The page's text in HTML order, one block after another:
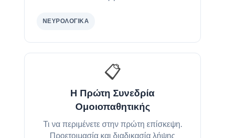
ΝΕΥΡΟΛΟΓΙΚΆ
📋
Η Πρώτη Συνεδρία
Ομοιοπαθητικής
Τι να περιμένετε στην πρώτη επίσκεψη.
Προετοιμασία και διαδικασία λήψης